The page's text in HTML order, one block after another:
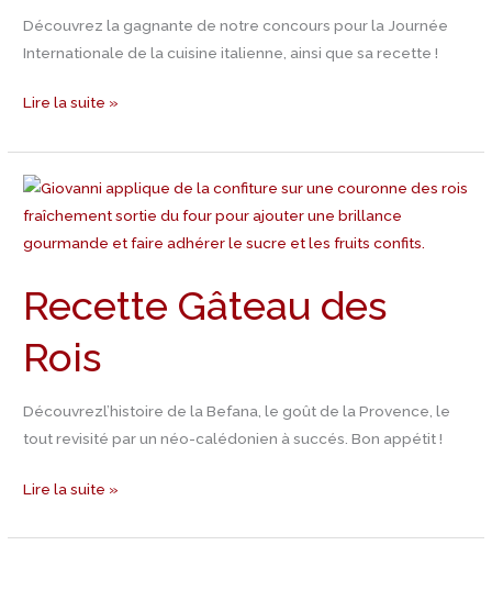
Découvrez la gagnante de notre concours pour la Journée
Internationale de la cuisine italienne, ainsi que sa recette !
Lire la suite »
Recette Gâteau des
Rois
Découvrezl’histoire de la Befana, le goût de la Provence, le
tout revisité par un néo-calédonien à succés. Bon appétit !
Recette
Gâteau
des
Lire la suite »